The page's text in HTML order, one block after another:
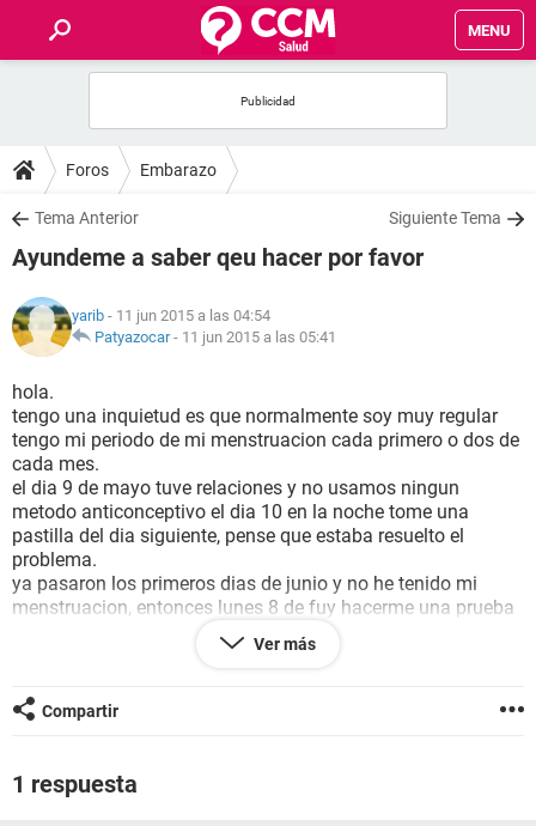
MENU
FOROS
SALUD
FAMILIA
NUTRICIÓN
BIENESTAR
SEXUALIDAD
GLOSARIO
Foros Embarazo
Tema Anterior Siguiente Tema
Ayundeme a saber qeu hacer por favor
yarib - 11 jun 2015 a las 04:54
Patyazocar- 11 jun 2015 a las 05:41
hola.
tengo una inquietud es que normalmente soy muy regular
tengo mi periodo de mi menstruacion cada primero o dos de
cada mes.
el dia 9 de mayo tuve relaciones y no usamos ningun
metodo anticonceptivo el dia 10 en la noche tome una
pastilla del dia siguiente, pense que estaba resuelto el
problema.
ya pasaron los primeros dias de junio y no he tenido mi
menstruacion, entonces lunes 8 de fuy hacerme una prueba
de embarazo en un laboratorio y salio negativo.
ya pasaron dos dias mas y aun no tengo mi regla.
¿porque no tengo mi menstruacion?
Ver más
Compartir
1 respuesta